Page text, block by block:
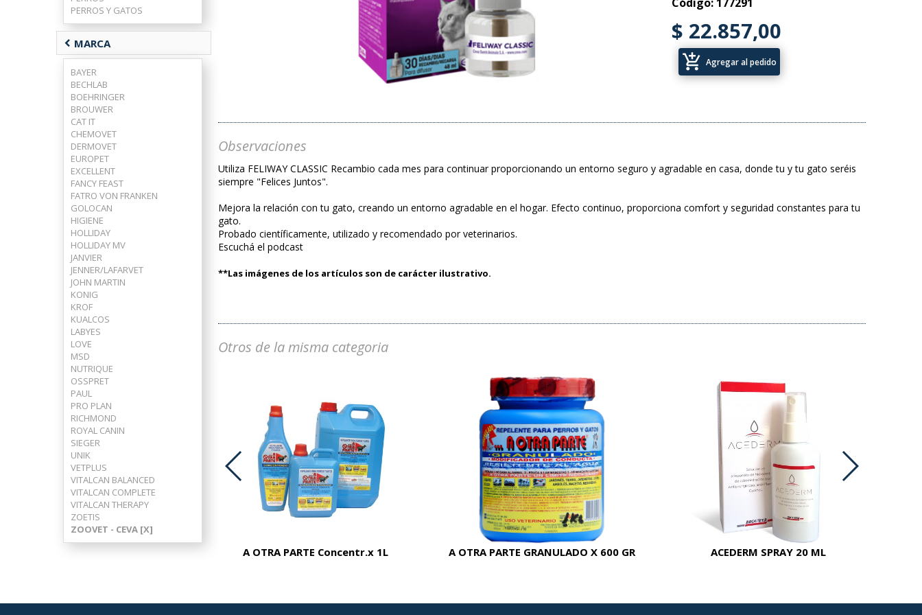
PERROS Y GATOS
chevron_left MARCA
BAYER
BECHLAB
BOEHRINGER
BROUWER
CAT IT
CHEMOVET
DERMOVET
EUROPET
EXCELLENT
FANCY FEAST
FATRO VON FRANKEN
GOLOCAN
HIGIENE
HOLLIDAY
HOLLIDAY MV
JANVIER
JENNER/LAFARVET
JOHN MARTIN
KONIG
KROF
KUALCOS
LABYES
LOVE
MSD
NUTRIQUE
OSSPRET
PAUL
PRO PLAN
RICHMOND
ROYAL CANIN
SIEGER
UNIK
VETPLUS
VITALCAN BALANCED
VITALCAN COMPLETE
VITALCAN THERAPY
ZOETIS
ZOOVET - CEVA [X]
$ 22.857,00
add_shopping_cart Agregar al pedido
Observaciones
Utiliza FELIWAY CLASSIC Recambio cada mes para continuar proporcionando un entorno seguro y agradable en casa, donde tu y tu gato seréis
siempre "Felices Juntos".
Mejora la relación con tu gato, creando un entorno agradable en el hogar. Efecto continuo, proporciona comfort y seguridad constantes para tu
gato.
Probado científicamente, utilizado y recomendado por veterinarios.
Escuchá el podcast
**Las imágenes de los artículos son de carácter ilustrativo.
Otros de la misma categoria
ADVOCATE PERROS 25-40 KG
A OTRA PARTE Concentr.x 1L A OTRA PARTE GRANULADO X 600 GR ACEDERM SPRAY 20 ML